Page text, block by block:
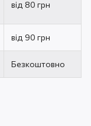
від 80 грн
від 90 грн
Безкоштовно